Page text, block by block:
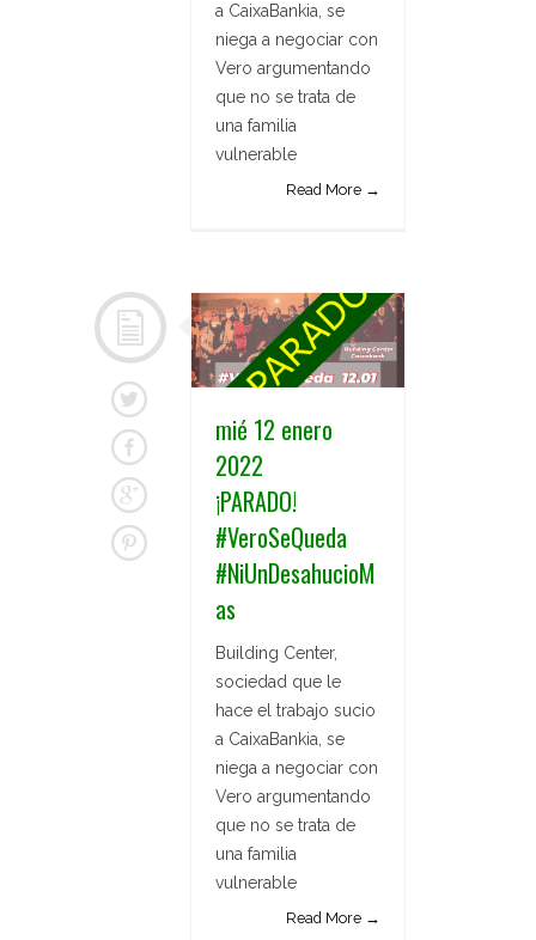
a CaixaBankia, se
niega a negociar con
Vero argumentando
que no se trata de
una familia
vulnerable
Read More →
mié 12 enero
2022
¡PARADO!
#VeroSeQueda
#NiUnDesahucioM
as
Building Center,
sociedad que le
hace el trabajo sucio
a CaixaBankia, se
niega a negociar con
Vero argumentando
que no se trata de
una familia
vulnerable
Read More →